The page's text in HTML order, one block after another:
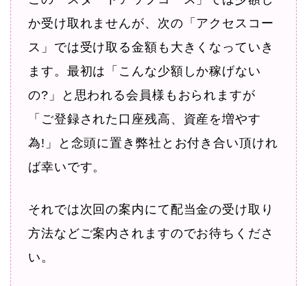
か受け取れませんが、次の「アクセスコー
ス」では受け取る金額も大きくなっていき
ます。最初は「こんな少額しか稼げない
の?」と思われる会員様もおられますが
「ご登録された口座残高、資産を増やす
為!」と念頭に置き弊社とお付き合い頂けれ
ば幸いです。
それでは次回の案内にて配当金の受け取り
方法などご案内されますのでお待ちくださ
い。